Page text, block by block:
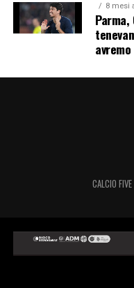
8 mesi
CALCIO FIVE